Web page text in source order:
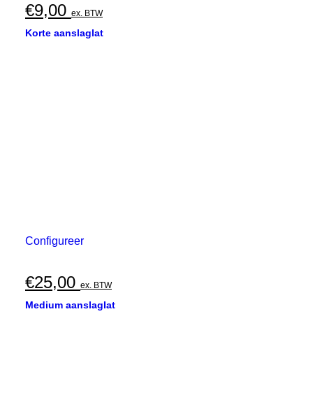
€9,00 ex. BTW
Korte aanslaglat
Configureer
€25,00 ex. BTW
Medium aanslaglat